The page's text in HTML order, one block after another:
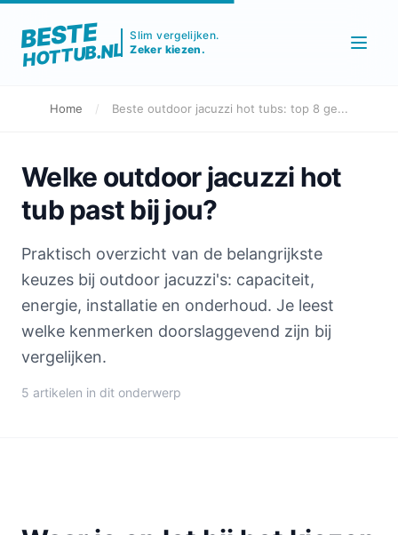
BESTE
HOTTUB.NL
Slim vergelijken.
Zeker kiezen.
Home / Beste outdoor jacuzzi hot tubs: top 8 ge...
Welke outdoor jacuzzi hot
tub past bij jou?
Praktisch overzicht van de belangrijkste
keuzes bij outdoor jacuzzi's: capaciteit,
energie, installatie en onderhoud. Je leest
welke kenmerken doorslaggevend zijn bij
vergelijken.
5 artikelen in dit onderwerp